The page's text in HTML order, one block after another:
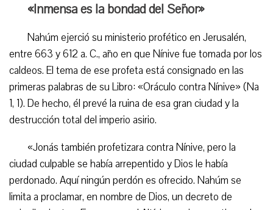
«Inmensa es la bondad del Señor»
Nahúm ejerció su ministerio profético en Jerusalén,
entre 663 y 612 a. C., año en que Nínive fue tomada por los
caldeos. El tema de ese profeta está consignado en las
primeras palabras de su Libro: «Oráculo contra Nínive» (Na
1, 1). De hecho, él prevé la ruina de esa gran ciudad y la
destrucción total del imperio asirio.
«Jonás también profetizara contra Nínive, pero la
ciudad culpable se había arrepentido y Dios le había
perdonado. Aquí ningún perdón es ofrecido. Nahúm se
limita a proclamar, en nombre de Dios, un decreto de